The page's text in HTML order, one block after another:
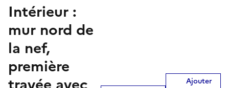
Intérieur :
mur nord de
la nef,
première
Ajouter